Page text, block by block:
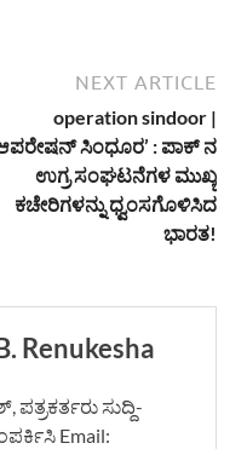
NEXT ARTICLE
operation sindoor |
ಸಿಂಧೂರ’ : ಪಾಕ್ ನ
ಉಗ್ರ ಸಂಘಟನೆಗಳ ಮುಖ್ಯ
ಕಚೇರಿಗಳನ್ನು ಧ್ವಂಸಗೊಳಿಸಿದ
ಭಾರತ!
Renukesha
ಪತ್ರಕರ್ತರು ಸುದ್ದಿ-
Email: